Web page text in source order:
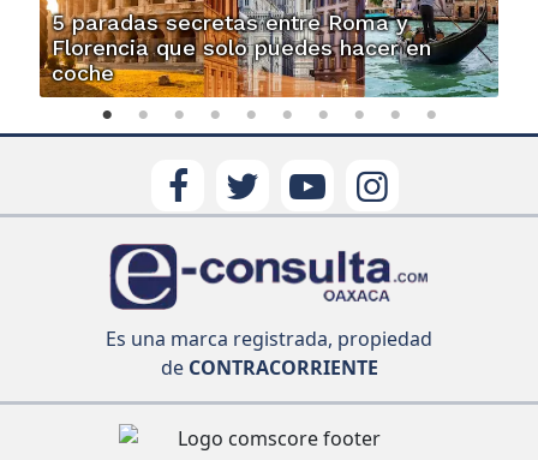
5 paradas secretas entre Roma y
Florencia que solo puedes hacer en
coche
Es una marca registrada, propiedad
deCONTRACORRIENTE